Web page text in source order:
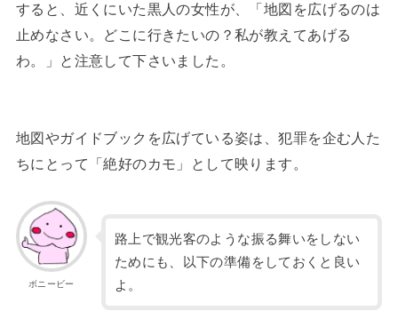
すると、近くにいた黒人の女性が、「地図を広げるのは
止めなさい。どこに行きたいの？私が教えてあげる
わ。」と注意して下さいました。
地図やガイドブックを広げている姿は、犯罪を企む人た
ちにとって「絶好のカモ」として映ります。
ボニービー
路上で観光客のような振る舞いをしない
ためにも、以下の準備をしておくと良い
よ。